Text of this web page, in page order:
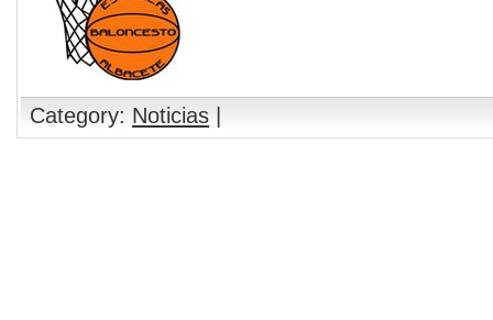
Category: Noticias